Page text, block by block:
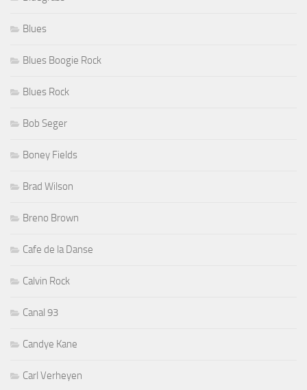
Blues
Blues Boogie Rock
Blues Rock
Bob Seger
Boney Fields
Brad Wilson
Breno Brown
Cafe de la Danse
Calvin Rock
Canal 93
Candye Kane
Carl Verheyen